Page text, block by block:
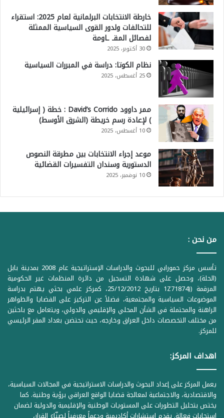
خارطة الانتخابات البرلمانية لعام 2025: استقراء
للتحالفات ولدور القوى السياسية الممثلة
لفصائل المقـ ـاومة
30 أكتوبر، 2025
نظام الكوتا: دراسة في المبررات السياسية
25 أغسطس، 2025
ممر داوود David’s Corrido : خطة ( إسرائيلية
) لإعادة رسم خريطة (الشرق الأوسط)
10 أغسطس، 2025
موعد إجراء الانتخابات بين مطرقة النصوص
الدستورية وسندان التفسيرات القضائية
10 نوفمبر، 2025
من نحن :
تأسس مركز حمورابي للبحوث والدراسات الإستراتيجية عام 2008 بمدينة بابل
(الحلة)، وحصل على شهادة التسجيل من دائرة المنظمات غير الحكومية
المرقمة ((1Z71874 بتاريخ 25/12/2012، كمركز علمي بحثي يهتم بدراسة
الموضوعات السياسية والمجتمعية، فضلاً عن التركيز على القضايا والظواهر
الراهنة والمحتملة في الشأن المحلي والإقليمي والدولي، ويتعامل مع باحثين
من مختلف التخصصات داخل العراق وخارجه، حيث تحتضن بغداد المقر الرئيسي
للمركز.
اهداف المركز:
يعمل المركز على إعداد البحوث والدراسات الاستراتيجية في المجالات السياسية،
والاقتصادية، والاجتماعية لمعالجة قضايا الواقع العراقي برؤية وطنية. كما
يختص بتحليل التطورات على المستويات الوطنية والإقليمية والدولية لضمان